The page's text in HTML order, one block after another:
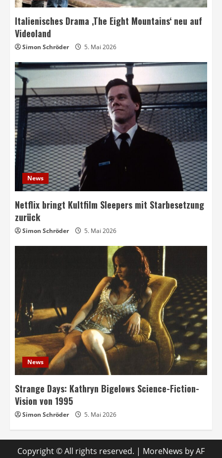
Italienisches Drama ‚The Eight Mountains‘ neu auf
Videoland
Simon Schröder 5. Mai 2026
News
Netflix bringt Kultfilm Sleepers mit Starbesetzung
zurück
Simon Schröder 5. Mai 2026
News
Strange Days: Kathryn Bigelows Science-Fiction-
Vision von 1995
Simon Schröder 5. Mai 2026
Copyright © All rights reserved. | MoreNews by AF